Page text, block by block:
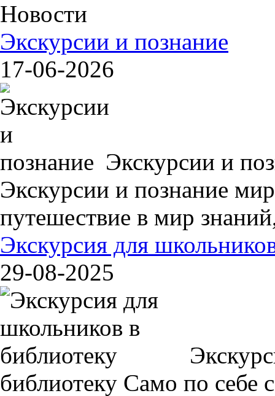
Новости
Экскурсии и познание
17-06-2026
Экскурсии и
Экскурсии и познание
путешествие в мир
Экскурсия для
29-08-2025
библиотеку Само по себе